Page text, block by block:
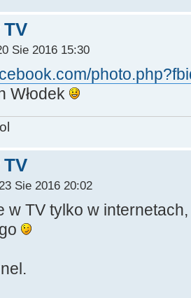
Sie 2016 15:30
Włodek
Sie 2016 20:02
w TV tylko w